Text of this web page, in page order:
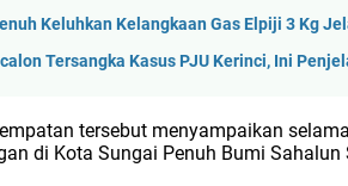
Keluhkan Kelangkaan Gas Elpiji 3 Kg
Tersangka Kasus PJU Kerinci, Ini
tersebut menyampaikan
di Kota Sungai Penuh Bumi Sahalun